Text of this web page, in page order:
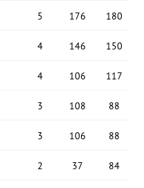
5 176 180
4 146 150
4 106 117
3 108 88
3 106 88
2 37 84